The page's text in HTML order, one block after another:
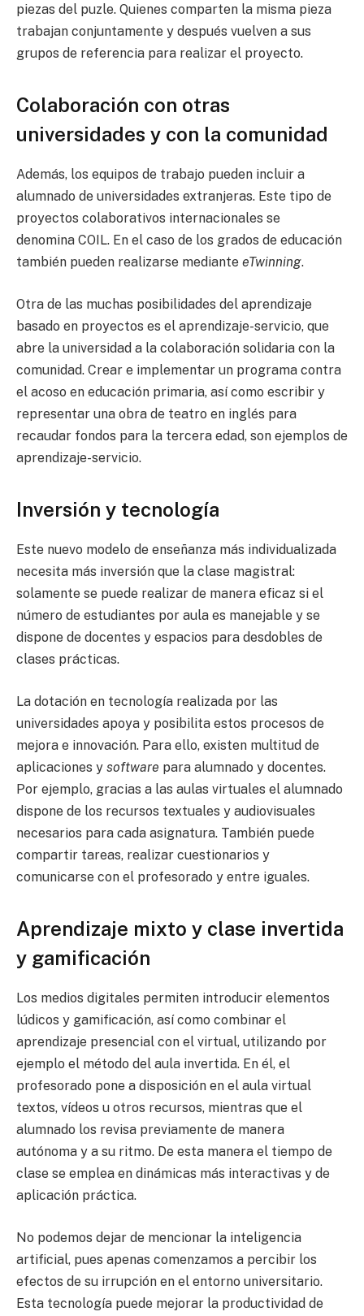
piezas del puzle. Quienes comparten la misma pieza
trabajan conjuntamente y después vuelven a sus
grupos de referencia para realizar el proyecto.
Colaboración con otras
universidades y con la comunidad
Además, los equipos de trabajo pueden incluir a
alumnado de universidades extranjeras. Este tipo de
proyectos colaborativos internacionales se
denomina COIL. En el caso de los grados de educación
también pueden realizarse mediante eTwinning.
Otra de las muchas posibilidades del aprendizaje
basado en proyectos es el aprendizaje-servicio, que
abre la universidad a la colaboración solidaria con la
comunidad. Crear e implementar un programa contra
el acoso en educación primaria, así como escribir y
representar una obra de teatro en inglés para
recaudar fondos para la tercera edad, son ejemplos de
aprendizaje-servicio.
Inversión y tecnología
Este nuevo modelo de enseñanza más individualizada
necesita más inversión que la clase magistral:
solamente se puede realizar de manera eficaz si el
número de estudiantes por aula es manejable y se
dispone de docentes y espacios para desdobles de
clases prácticas.
La dotación en tecnología realizada por las
universidades apoya y posibilita estos procesos de
mejora e innovación. Para ello, existen multitud de
aplicaciones y software para alumnado y docentes.
Por ejemplo, gracias a las aulas virtuales el alumnado
dispone de los recursos textuales y audiovisuales
necesarios para cada asignatura. También puede
compartir tareas, realizar cuestionarios y
comunicarse con el profesorado y entre iguales.
Aprendizaje mixto y clase invertida
y gamificación
Los medios digitales permiten introducir elementos
lúdicos y gamificación, así como combinar el
aprendizaje presencial con el virtual, utilizando por
ejemplo el método del aula invertida. En él, el
profesorado pone a disposición en el aula virtual
textos, vídeos u otros recursos, mientras que el
alumnado los revisa previamente de manera
autónoma y a su ritmo. De esta manera el tiempo de
clase se emplea en dinámicas más interactivas y de
aplicación práctica.
No podemos dejar de mencionar la inteligencia
artificial, pues apenas comenzamos a percibir los
efectos de su irrupción en el entorno universitario.
Esta tecnología puede mejorar la productividad de